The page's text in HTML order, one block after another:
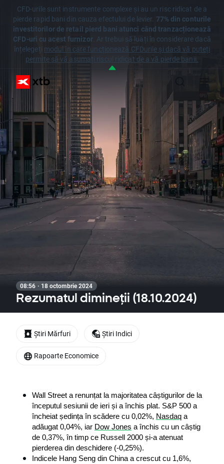
CFD-urile sunt instrumente complexe și au un risc ridicat de a
pierde rapid bani din cauza efectului de levier. 77% din conturile
investitorilor de retail pierd bani atunci când tranzacționează
CFD-uri cu acest furnizor. Ar trebui să luați în considerare dacă
înțelegeți modul în care funcționează CFDurile și dacă vă puteți
permite să vă asumați riscul ridicat de a vă pierde banii.
08:56 · 18 octombrie 2024
Rezumatul dimineții (18.10.2024)
Wall Street a renunțat la majoritatea câștigurilor de la
începutul sesiunii de ieri și a închis plat. S&P 500 a
încheiat ședința în scădere cu 0,02%, Nasdaq a
adăugat 0,04%, iar Dow Jones a închis cu un câștig
de 0,37%, în timp ce Russell 2000 și-a atenuat
pierderea din deschidere (-0,25%).
Indicele Hang Seng din China a crescut cu 1,6%,
Știri Mărfuri Știri Indici
Rapoarte Economice